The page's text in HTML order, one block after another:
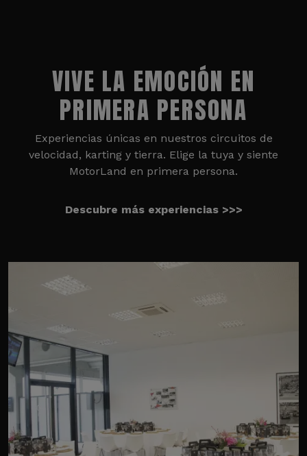
VIVE LA EMOCIÓN EN
PRIMERA PERSONA
Experiencias únicas en nuestros circuitos de
velocidad, karting y tierra. Elige la tuya y siente
MotorLand en primera persona.
Descubre más experiencias >>>